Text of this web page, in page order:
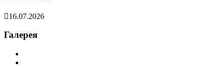
16.07.2026
Галерея